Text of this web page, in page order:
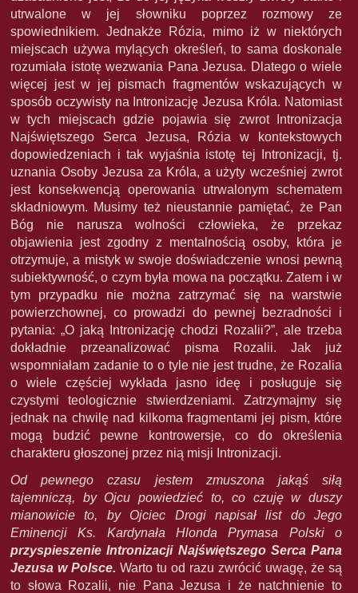
utrwalone w jej słowniku poprzez rozmowy ze
spowiednikiem. Jednakże Rózia, mimo iż w niektórych
miejscach używa mylących określeń, to sama doskonale
rozumiała istotę wezwania Pana Jezusa. Dlatego o wiele
więcej jest w jej pismach fragmentów wskazujących w
sposób oczywisty na Intronizację Jezusa Króla. Natomiast
w tych miejscach gdzie pojawia się zwrot Intronizacja
Najświętszego Serca Jezusa, Rózia w kontekstowych
dopowiedzeniach i tak wyjaśnia istotę tej Intronizacji, tj.
uznania Osoby Jezusa za Króla, a użyty wcześniej zwrot
jest konsekwencją operowania utrwalonym schematem
składniowym. Musimy też nieustannie pamiętać, że Pan
Bóg nie narusza wolności człowieka, że przekaz
objawienia jest zgodny z mentalnością osoby, która je
otrzymuje, a mistyk w swoje doświadczenie wnosi pewną
subiektywność, o czym była mowa na początku. Zatem i w
tym przypadku nie można zatrzymać się na warstwie
powierzchownej, co prowadzi do pewnej bezradności i
pytania: „O jaką Intronizację chodzi Rozalii?”, ale trzeba
dokładnie przeanalizować pisma Rozalii. Jak już
wspomniałam zadanie to o tyle nie jest trudne, że Rozalia
o wiele częściej wykłada jasno ideę i posługuje się
czystymi teologicznie stwierdzeniami. Zatrzymajmy się
jednak na chwilę nad kilkoma fragmentami jej pism, które
mogą budzić pewne kontrowersje, co do określenia
charakteru głoszonej przez nią misji Intronizacji.
Od pewnego czasu jestem zmuszona jakąś siłą
tajemniczą, by Ojcu powiedzieć to, co czuję w duszy
mianowicie to, by Ojciec Drogi napisał list do Jego
Eminencji Ks. Kardynała Hlonda Prymasa Polski o
przyspieszenie Intronizacji Najświętszego Serca Pana
Jezusa w Polsce. Warto tu od razu zwrócić uwagę, że są
to słowa Rozalii, nie Pana Jezusa i że natchnienie to